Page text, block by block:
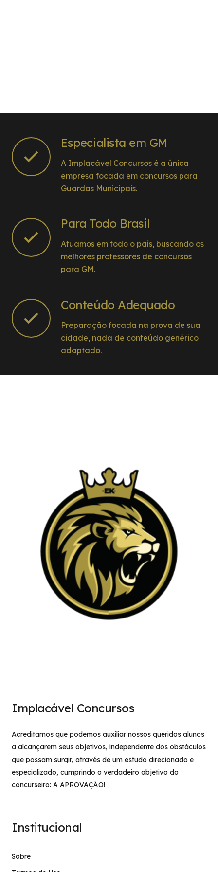
Especialista em GM
A Implacável Concursos é a única
empresa focada em concursos para
Guardas Municipais.
Para Todo Brasil
Atuamos em todo o país, buscando os
melhores professores de concursos
para GM.
Conteúdo Adequado
Preparação focada na prova de sua
cidade, nada de conteúdo genérico
adaptado.
Implacável Concursos
Acreditamos que podemos auxiliar nossos queridos alunos
a alcançarem seus objetivos, independente dos obstáculos
que possam surgir, através de um estudo direcionado e
especializado, cumprindo o verdadeiro objetivo do
concurseiro: A APROVAÇÃO!
Institucional
Sobre